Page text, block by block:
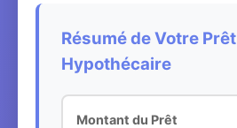
Résumé de Votre Prêt
Hypothécaire
Montant du Prêt